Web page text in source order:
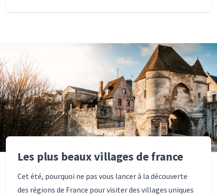
Les plus beaux villages de france
Cet été, pourquoi ne pas vous lancer à la découverte
des régions de France pour visiter des villages uniques